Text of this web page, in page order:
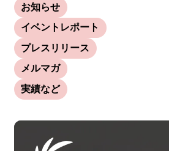
お知らせ
イベントレポート
プレスリリース
メルマガ
実績など